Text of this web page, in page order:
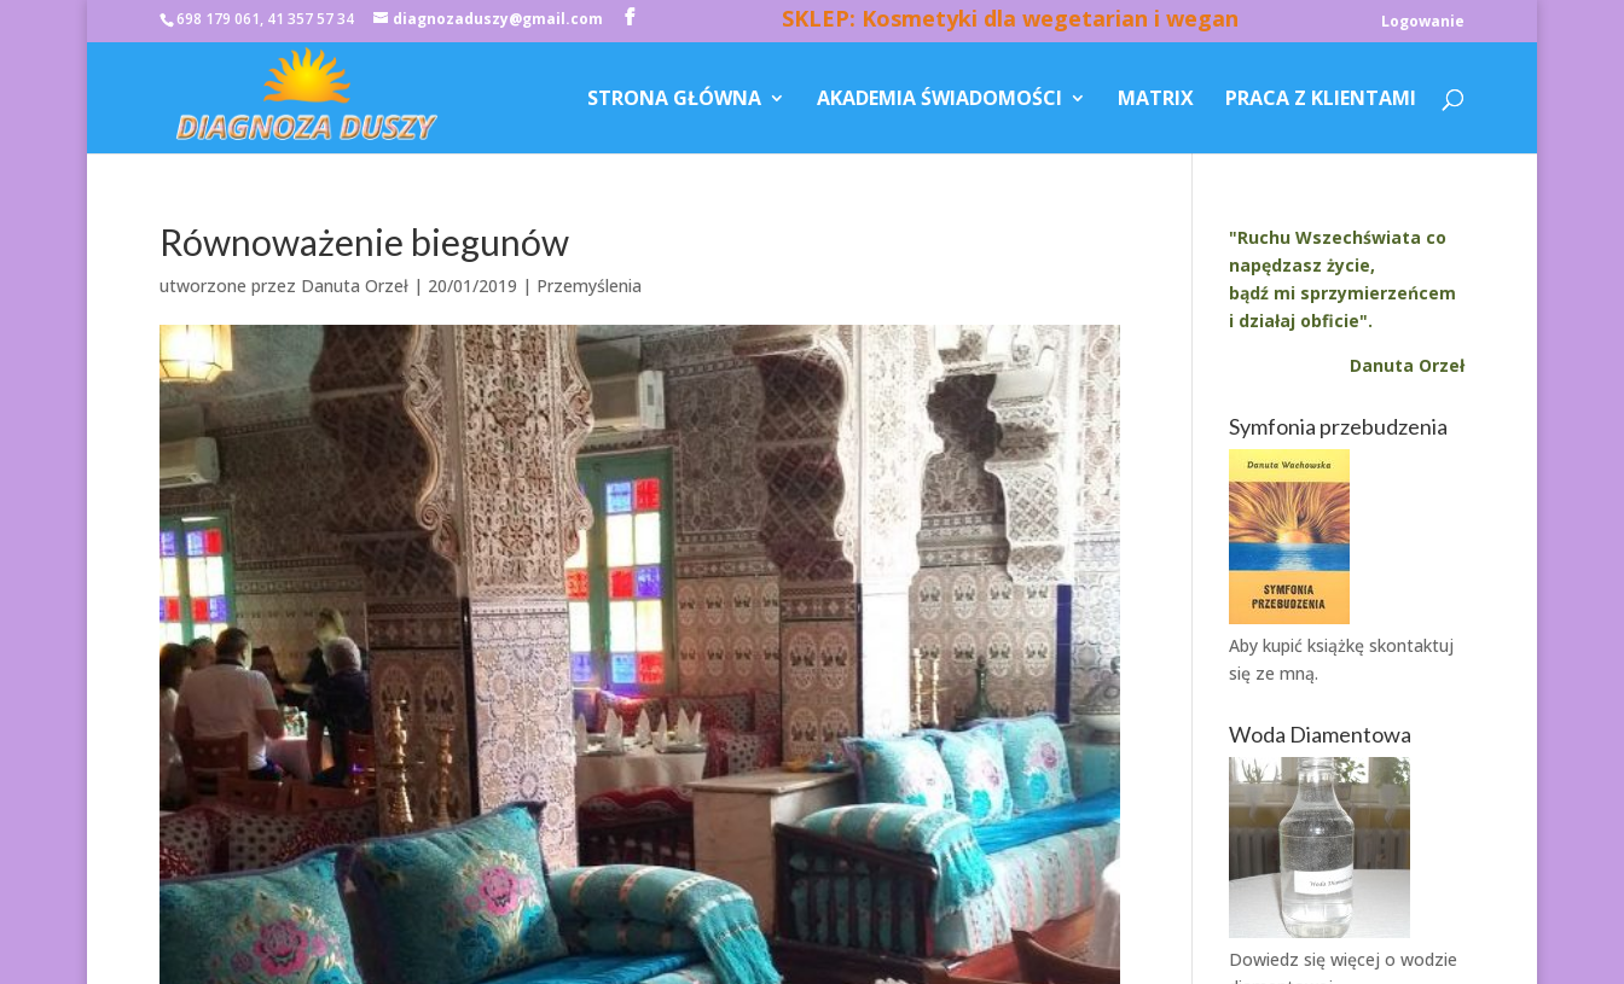
698 179 061, 41 357 57 34 diagnozaduszy@gmail.com SKLEP: Kosmetyki dla wegetarian i wegan Logowanie
STRONA GŁÓWNA AKADEMIA ŚWIADOMOŚCI MATRIX PRACA Z KLIENTAMI
Równoważenie biegunów
utworzone przez Danuta Orzeł | 20/01/2019 | Przemyślenia
"Ruchu Wszechświata co
napędzasz życie,
bądź mi sprzymierzeńcem
i działaj obficie".
Danuta Orzeł
Symfonia przebudzenia
Aby kupić książkę skontaktuj
się ze mną.
Woda Diamentowa
Dowiedz się więcej o wodzie